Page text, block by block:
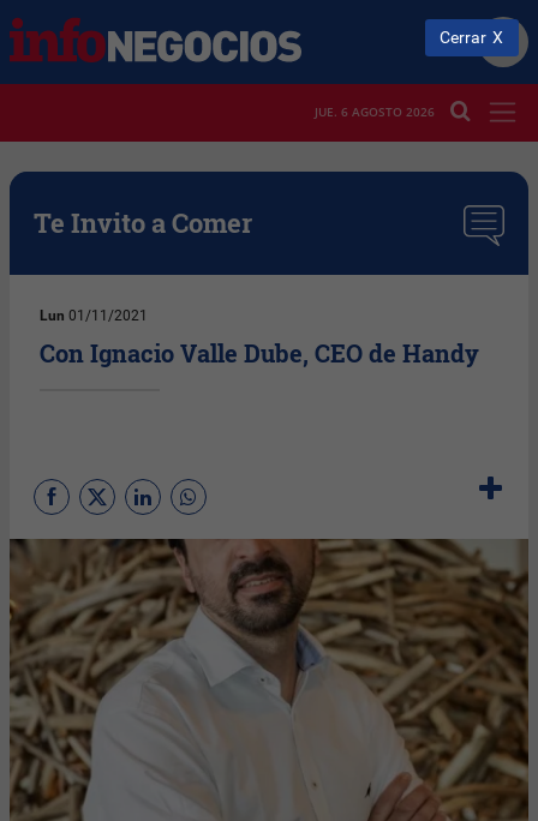
JUE. 6 AGOSTO 2026
Te Invito a Comer
Lun 01/11/2021
Con Ignacio Valle Dube, CEO de Handy
Cerrar